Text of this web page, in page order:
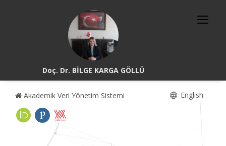
Doç. Dr. BİLGE KARGA GÖLLÜ
Akademik Veri Yönetim Sistemi English